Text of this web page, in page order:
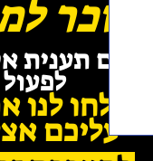
תענית
לפעול
לנו את
אצל